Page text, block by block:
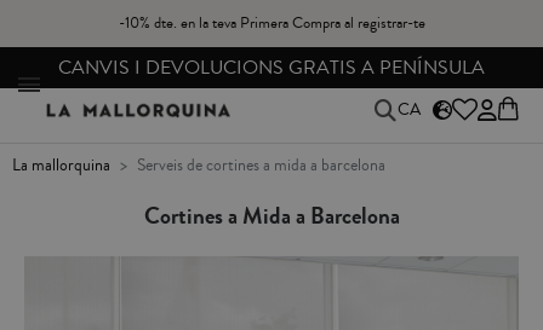
-10% dte. en la teva Primera Compra al registrar-te
ENVIAMENT GRATIS A PARTIR DE 49,90€*
CA
la mallorquina serveis de cortines a mida a barcelona
Cortines a Mida a Barcelona